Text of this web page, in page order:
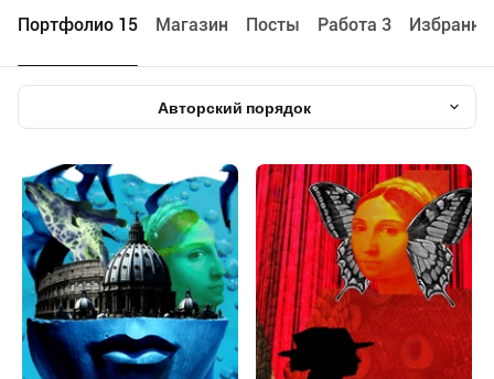
Портфолио 15 Maгазин Посты Работа 3
Авторский порядок